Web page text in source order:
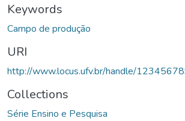
Keywords
Campo de produção
URI
http://www.locus.ufv.br/handle/
Collections
Série Ensino e Pesquisa